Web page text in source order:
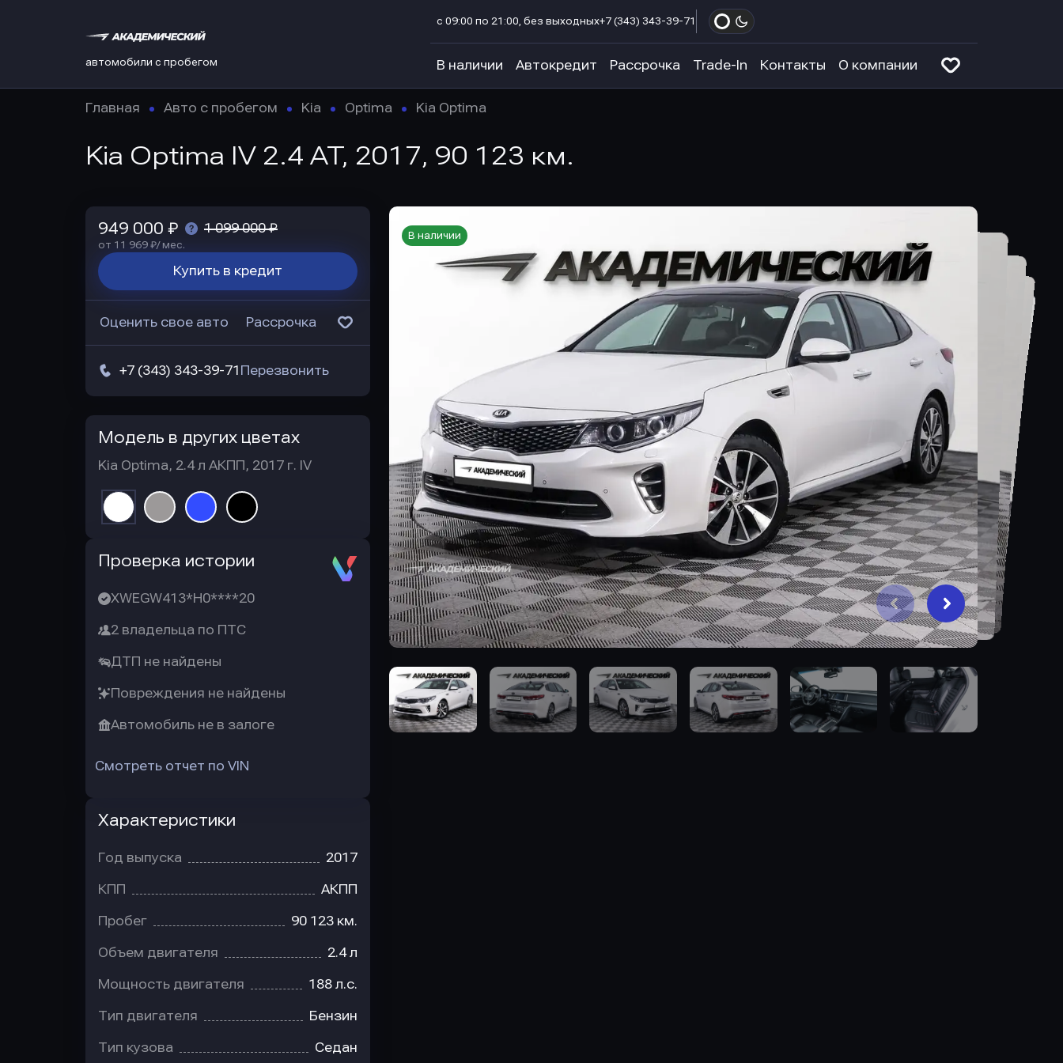
автомобили с пробегом
с 09:00 по 21:00, без выходных+7 (343) 343-39-71
В наличии Автокредит Рассрочка Trade-In Контакты О компании
Главная Авто с пробегом Kia Optima Kia Optima
Kia Optima IV 2.4 AT, 2017, 90 123 км.
В наличии
949 000 ₽ 1 099 000 ₽
от 11 969 ₽/ мес.
Купить в кредит
Оценить свое авто Рассрочка
+7 (343) 343-39-71 Перезвонить
Модель в других цветах
Kia Optima, 2.4 л АКПП, 2017 г. IV
Проверка истории
XWEGW413*H0****20
2 владельца по ПТС
ДТП не найдены
Повреждения не найдены
Автомобиль не в залоге
Смотреть отчет по VIN
Характеристики
Год выпуска 2017
КПП АКПП
Пробег 90 123 км.
Объем двигателя 2.4 л
Мощность двигателя 188 л.с.
Тип двигателя Бензин
Тип кузова Седан